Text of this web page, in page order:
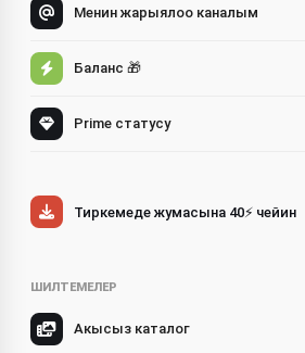
Менин жарыялоо каналым
Баланс 🎁
Prime статусу
Тиркемеде жумасына 40⚡ чейин
ШИЛТЕМЕЛЕР
Акысыз каталог